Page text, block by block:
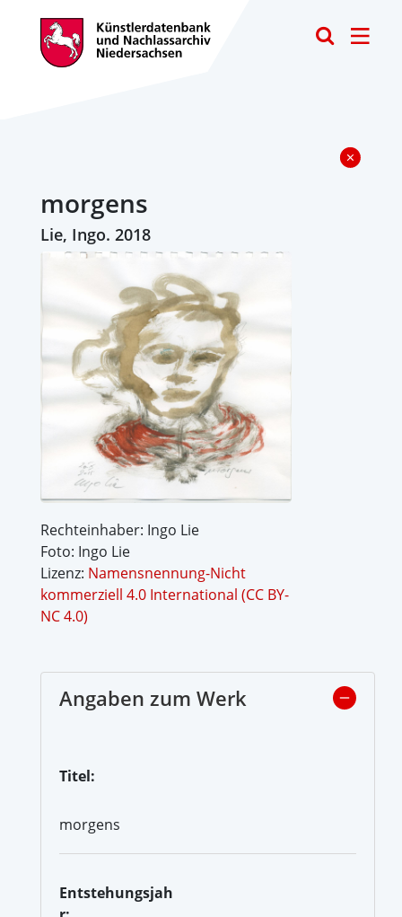
morgens
Lie, Ingo. 2018
Rechteinhaber: Ingo Lie
Foto: Ingo Lie
Lizenz: Namensnennung-Nicht
kommerziell 4.0 International (CC BY-
NC 4.0)
Angaben zum Werk
Titel:
morgens
Entstehungsjah